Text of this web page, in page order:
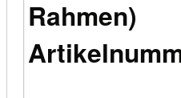
Rahmen)